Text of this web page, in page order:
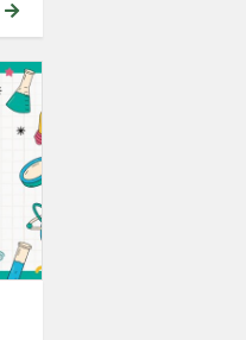
Rajoninė
olimpiada